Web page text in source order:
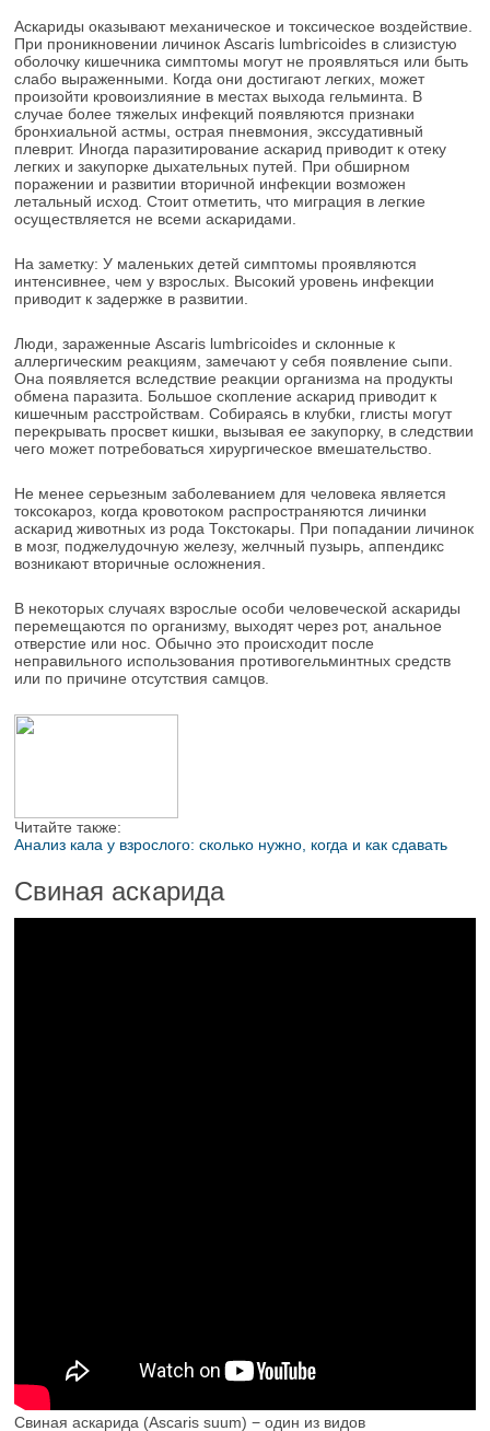
Аскариды оказывают механическое и токсическое воздействие.
При проникновении личинок Ascaris lumbricoides в слизистую
оболочку кишечника симптомы могут не проявляться или быть
слабо выраженными. Когда они достигают легких, может
произойти кровоизлияние в местах выхода гельминта. В
случае более тяжелых инфекций появляются признаки
бронхиальной астмы, острая пневмония, экссудативный
плеврит. Иногда паразитирование аскарид приводит к отеку
легких и закупорке дыхательных путей. При обширном
поражении и развитии вторичной инфекции возможен
летальный исход. Стоит отметить, что миграция в легкие
осуществляется не всеми аскаридами.
На заметку: У маленьких детей симптомы проявляются
интенсивнее, чем у взрослых. Высокий уровень инфекции
приводит к задержке в развитии.
Люди, зараженные Ascaris lumbricoides и склонные к
аллергическим реакциям, замечают у себя появление сыпи.
Она появляется вследствие реакции организма на продукты
обмена паразита. Большое скопление аскарид приводит к
кишечным расстройствам. Собираясь в клубки, глисты могут
перекрывать просвет кишки, вызывая ее закупорку, в следствии
чего может потребоваться хирургическое вмешательство.
Не менее серьезным заболеванием для человека является
токсокароз, когда кровотоком распространяются личинки
аскарид животных из рода Токстокары. При попадании личинок
в мозг, поджелудочную железу, желчный пузырь, аппендикс
возникают вторичные осложнения.
В некоторых случаях взрослые особи человеческой аскариды
перемещаются по организму, выходят через рот, анальное
отверстие или нос. Обычно это происходит после
неправильного использования противогельминтных средств
или по причине отсутствия самцов.
Читайте также:
Анализ кала у взрослого: сколько нужно, когда и как сдавать
Свиная аскарида
Свиная аскарида (Ascaris suum) − один из видов